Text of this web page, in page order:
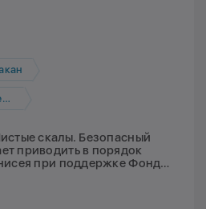
скалы. Безопасный
приводить в порядок
при поддержке Фонда